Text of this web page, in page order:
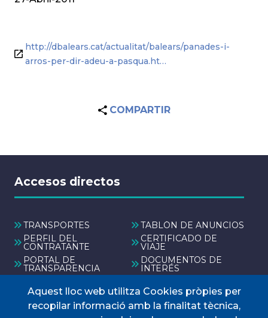
http://dbalears.cat/actualitat/balears/panades-i-
arros-per-dir-adeu-a-pasqua.ht…
COMPARTIR
Accesos directos
TRANSPORTES
TABLÓN DE ANUNCIOS
PERFIL DEL
CONTRATANTE
CERTIFICADO DE
VIAJE
PORTAL DE
TRANSPARENCIA
DOCUMENTOS DE
INTERÉS
Menú
Aquest lloc web utilitza Cookies pròpies per
recopilar informació amb la finalitat tècnica,